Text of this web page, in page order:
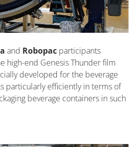
and Robopac participants
high-end Genesis Thunder film
developed for the beverage
particularly efficiently in terms of
beverage containers in such